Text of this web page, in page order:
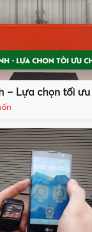
– Lựa chọn tối